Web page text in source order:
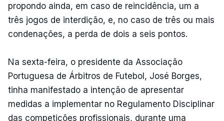
propondo ainda, em caso de reincidência, um a
três jogos de interdição, e, no caso de três ou mais
condenações, a perda de dois a seis pontos.
Na sexta-feira, o presidente da Associação
Portuguesa de Árbitros de Futebol, José Borges,
tinha manifestado a intenção de apresentar
medidas a implementar no Regulamento Disciplinar
das competições profissionais, durante uma